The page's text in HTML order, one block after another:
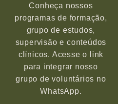
Conheça nossos
programas de formação,
grupo de estudos,
supervisão e conteúdos
clínicos. Acesse o link
para integrar nosso
grupo de voluntários no
WhatsApp.